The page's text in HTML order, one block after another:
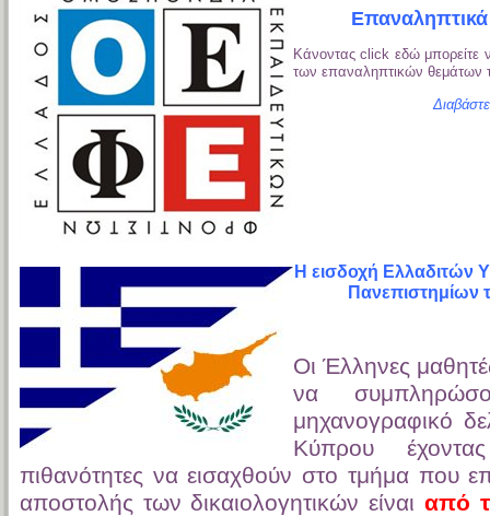
Κάνοντας click εδώ μπορείτε
των επαναληπτικών
Η εισδοχή Ελλαδιτών
Πανεπιστημίων
Οι Έλληνες
να
μηχανογραφικό
Κύπρου
πιθανότητες να εισαχθούν στο τμήμα που
αποστολής των δικαιολογητικών είναι από